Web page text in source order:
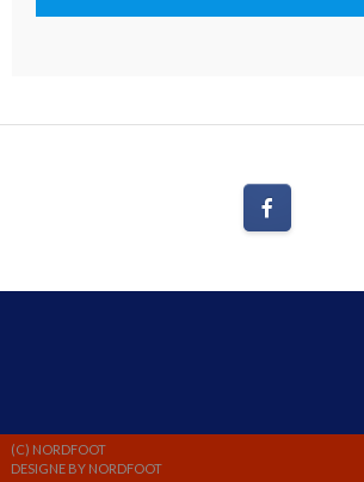
(C) NORDFOOT
DESIGNE BY NORDFOOT